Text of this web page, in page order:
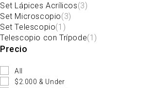
Set Lápices Acrílicos(3)
Set Microscopio(3)
Set Telescopio(1)
Telescopio con Trípode(1)
Precio
All
$2.000 & Under